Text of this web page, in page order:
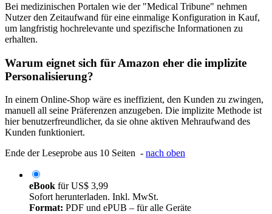
Bei medizinischen Portalen wie der "Medical Tribune" nehmen
Nutzer den Zeitaufwand für eine einmalige Konfiguration in Kauf,
um langfristig hochrelevante und spezifische Informationen zu
erhalten.
Warum eignet sich für Amazon eher die implizite
Personalisierung?
In einem Online-Shop wäre es ineffizient, den Kunden zu zwingen,
manuell all seine Präferenzen anzugeben. Die implizite Methode ist
hier benutzerfreundlicher, da sie ohne aktiven Mehraufwand des
Kunden funktioniert.
Ende der Leseprobe aus 10 Seiten - nach oben
eBook fürUS$ 3,99
Sofort herunterladen. Inkl. MwSt.
Format: PDF und ePUB – für alle Geräte